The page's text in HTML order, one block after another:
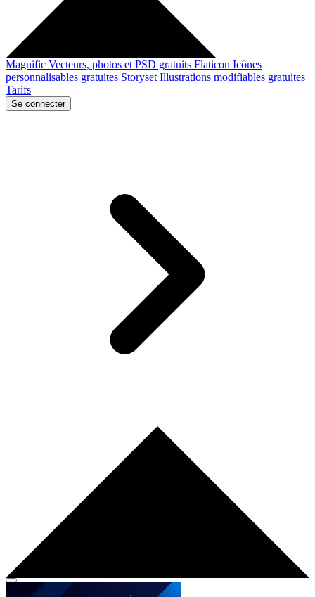
Magnific Vecteurs, photos et PSD gratuits Flaticon Icônes
personnalisables gratuites Storyset Illustrations modifiables gratuites
Tarifs
Se connecter